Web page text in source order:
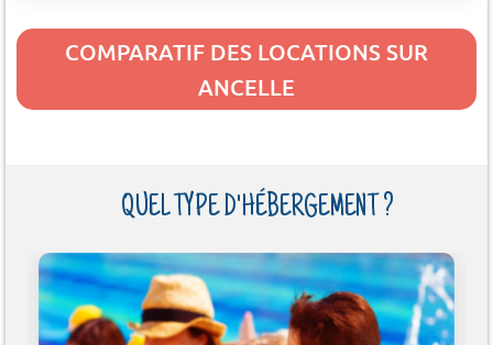
COMPARATIF DES LOCATIONS SUR
ANCELLE
QUEL TYPE D'HÉBERGEMENT ?